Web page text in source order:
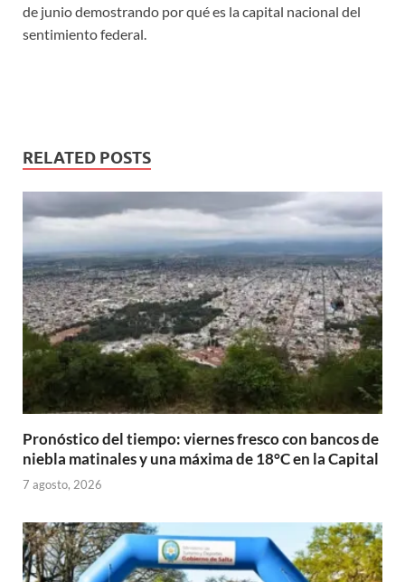
de junio demostrando por qué es la capital nacional del
sentimiento federal.
RELATED POSTS
Pronóstico del tiempo: viernes fresco con bancos de
niebla matinales y una máxima de 18°C en la Capital
7 agosto, 2026